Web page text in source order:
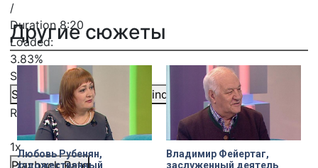
/
Duration8:20
Loaded:
3.83%
Stream TypeLIVE
Seek to live, currently behind live
LIVE
Remaining Time-8:20
1x
Playback Rate
Другие сюжеты
Любовь Рубенян,
художественный
Владимир Фейертаг,
заслуженный деятель